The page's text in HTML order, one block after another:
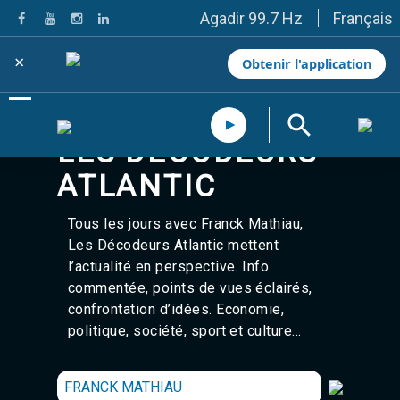
Agadir 99.7 Hz
Tanger 103.3 Hz
Tétouan 87.8 Hz
Fès 98.8 Hz
Meknès 97.2 Hz
El Jadida 97.3
Settat 104,6
Essaouira 96.6
Taounate 95.6
Tiznit 103.1
SkhourRhamna 92.2
Taroudant 104.9
Guelmim 91.9
Tan-Tan 95.2
Tafraout 104.9
Rabat, Salé 106.9 Hz
Marrakech 90.5 Hz
Français
× Obtenir l'application
LES DÉCODEURS
ATLANTIC
Tous les jours avec Franck Mathiau,
Les Décodeurs Atlantic mettent
l’actualité en perspective. Info
commentée, points de vues éclairés,
confrontation d’idées. Economie,
politique, société, sport et culture…
FRANCK MATHIAU